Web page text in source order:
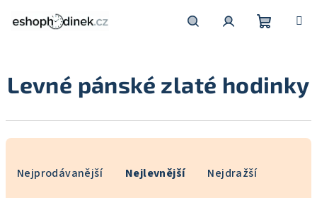
košík
Levné pánské zlaté hodinky
Nejprodávanější Nejlevnější Nejdražší